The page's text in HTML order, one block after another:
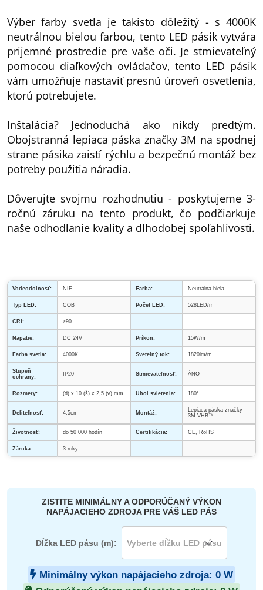
Výber farby svetla je takisto dôležitý - s 4000K
neutrálnou bielou farbou, tento LED pásik vytvára
prijemné prostredie pre vaše oči. Je stmievateľný
pomocou diaľkových ovládačov, tento LED pásik
vám umožňuje nastaviť presnú úroveň osvetlenia,
ktorú potrebujete.
Inštalácia? Jednoduchá ako nikdy predtým.
Obojstranná lepiaca páska značky 3M na spodnej
strane pásika zaistí rýchlu a bezpečnú montáž bez
potreby použitia náradia.
Dôverujte svojmu rozhodnutiu - poskytujeme 3-
ročnú záruku na tento produkt, čo podčiarkuje
naše odhodlanie kvality a dlhodobej spoľahlivosti.
Vodeodolnosť: NIE Farba: Neutrálna biela
Typ LED: COB Počet LED: 528LED/m
CRI: >90
Napätie: DC 24V Príkon: 15W/m
Farba svetla: 4000K Svetelný tok: 1820lm/m
Stupeň
ochrany:
IP20 Stmievateľnosť: ÁNO
Rozmery: (d) x 10 (š) x 2,5 (v) mm Uhol svietenia: 180°
Deliteľnosť: 4,5cm Montáž:
Lepiaca páska značky
3M VHB™
Životnosť: do 50 000 hodín Certifikácia: CE, RoHS
Záruka: 3 roky
ZISTITE MINIMÁLNY A ODPORÚČANÝ VÝKON
NAPÁJACIEHO ZDROJA PRE VÁŠ LED PÁS
Dĺžka LED pásu (m):
Minimálny výkon napájacieho zdroja: 0 W